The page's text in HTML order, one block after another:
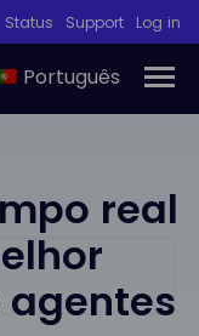
Status Support Log in
Português
real